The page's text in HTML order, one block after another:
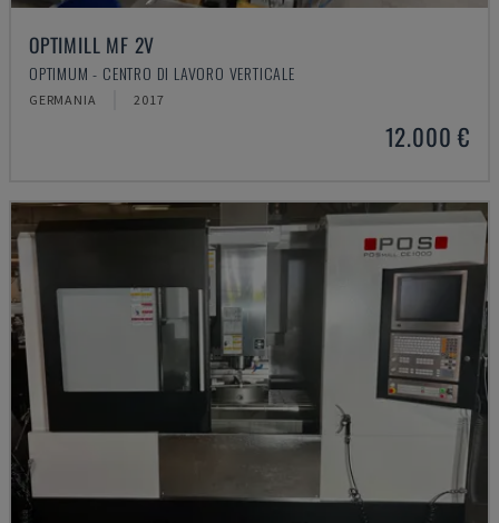
OPTIMILL MF 2V
OPTIMUM - CENTRO DI LAVORO VERTICALE
GERMANIA 2017
12.000 €